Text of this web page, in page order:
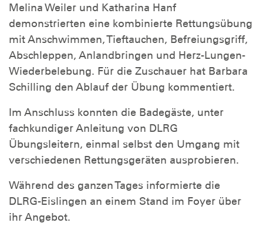
Melina Weiler und Katharina Hanf
demonstrierten eine kombinierte Rettungsübung
mit Anschwimmen, Tieftauchen, Befreiungsgriff,
Abschleppen, Anlandbringen und Herz-Lungen-
Wiederbelebung. Für die Zuschauer hat Barbara
Schilling den Ablauf der Übung kommentiert.
Im Anschluss konnten die Badegäste, unter
fachkundiger Anleitung von DLRG
Übungsleitern, einmal selbst den Umgang mit
verschiedenen Rettungsgeräten ausprobieren.
Während des ganzen Tages informierte die
DLRG-Eislingen an einem Stand im Foyer über
ihr Angebot.